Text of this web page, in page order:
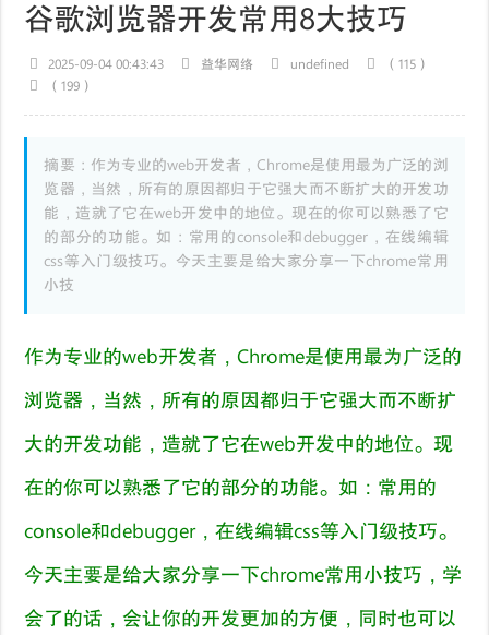
谷歌浏览器开发常用8大技巧
2025-09-04 00:43:43 益华网络 undefined
（115）
（199）
摘要：作为专业的web开发者，Chrome是使用最为广泛的浏
览器，当然，所有的原因都归于它强大而不断扩大的开发功
能，造就了它在web开发中的地位。现在的你可以熟悉了它
的部分的功能。如：常用的console和debugger，在线编辑
css等入门级技巧。今天主要是给大家分享一下chrome常用
小技
作为专业的web开发者，Chrome是使用最为广泛的
浏览器，当然，所有的原因都归于它强大而不断扩
大的开发功能，造就了它在web开发中的地位。现
在的你可以熟悉了它的部分的功能。如：常用的
console和debugger，在线编辑css等入门级技巧。
今天主要是给大家分享一下chrome常用小技巧，学
会了的话，会让你的开发更加的方便，同时也可以